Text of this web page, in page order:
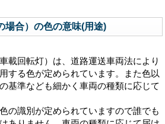
場合）の色の意味(用途)
載回転灯）は、道路運送車両法により
する色が定められています。また色以
基準なども細かく車両の種類に応じて
の識別が定められていますので誰でも